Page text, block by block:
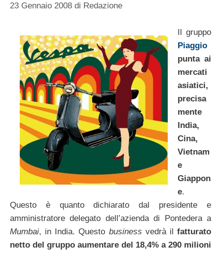
23 Gennaio 2008 di Redazione
Il gruppo
Piaggio
punta ai
mercati
asiatici,
precisa
mente
India,
Cina,
Vietnam
e
Giappon
e.
Questo è quanto dichiarato dal presidente e
amministratore delegato dell’azienda di Pontedera a
Mumbai, in India. Questo business vedrà ilfatturato
netto del gruppo aumentare del 18,4% a 290 milioni